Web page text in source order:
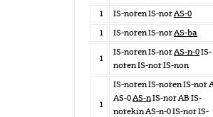
1
IS-noren IS-norAS-0
1
IS-noren IS-norAS-ba
1
IS-noren IS-norAS-n-0IS-
noren IS-nor IS-non
1
IS-noren IS-noren IS-nor
AS-0AS-nIS-nor AB IS-
norekin AS-n-0 IS-nor IS-